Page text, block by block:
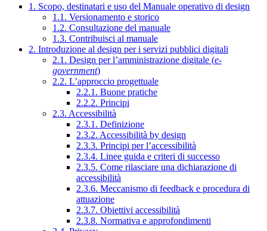
1. Scopo, destinatari e uso del Manuale operativo di design
1.1. Versionamento e storico
1.2. Consultazione del manuale
1.3. Contribuisci al manuale
2. Introduzione al design per i servizi pubblici digitali
2.1. Design per l’amministrazione digitale (e-
government)
2.2. L’approccio progettuale
2.2.1. Buone pratiche
2.2.2. Principi
2.3. Accessibilità
2.3.1. Definizione
2.3.2. Accessibilità by design
2.3.3. Principi per l’accessibilità
2.3.4. Linee guida e criteri di successo
2.3.5. Come rilasciare una dichiarazione di
accessibilità
2.3.6. Meccanismo di feedback e procedura di
attuazione
2.3.7. Obiettivi accessibilità
2.3.8. Normativa e approfondimenti